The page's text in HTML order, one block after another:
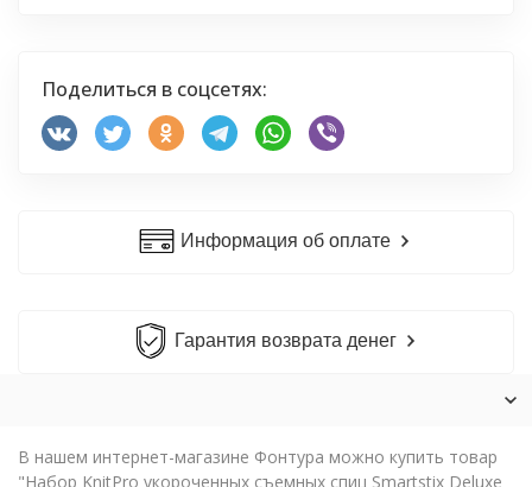
Поделиться в соцсетях:
Информация об оплате
Гарантия возврата денег
В нашем интернет-магазине Фонтура можно купить товар
"Набор KnitPro укороченных съемных спиц Smartstix Deluxe